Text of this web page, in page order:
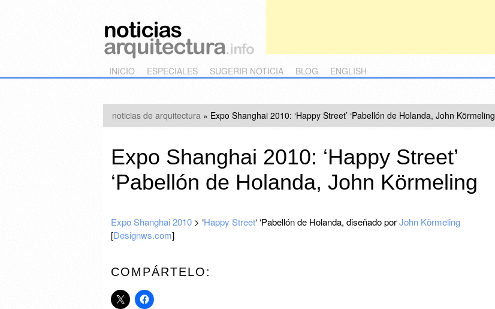
Main menu
Skip to primary content
Skip to secondary content
INICIO ESPECIALES SUGERIR NOTICIA BLOG ENGLISH
noticias de arquitectura » Expo Shanghai 2010: ‘Happy Street’ ‘Pabellón de Holanda, John Körmeling
Expo Shanghai 2010: ‘Happy Street’
‘Pabellón de Holanda, John Körmeling
Expo Shanghai 2010> ‘Happy Street‘ ‘Pabellón de Holanda, diseñado porJohn Körmeling
[Designws.com]
COMPÁRTELO: